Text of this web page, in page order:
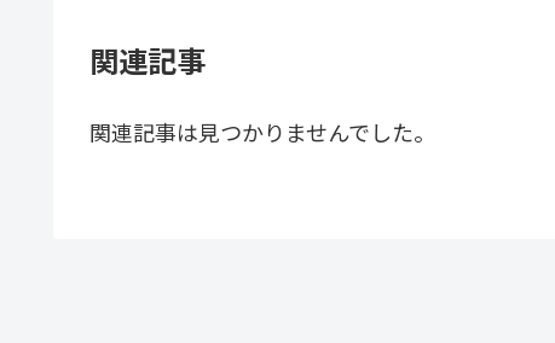
関連記事
関連記事は見つかりませんでした。